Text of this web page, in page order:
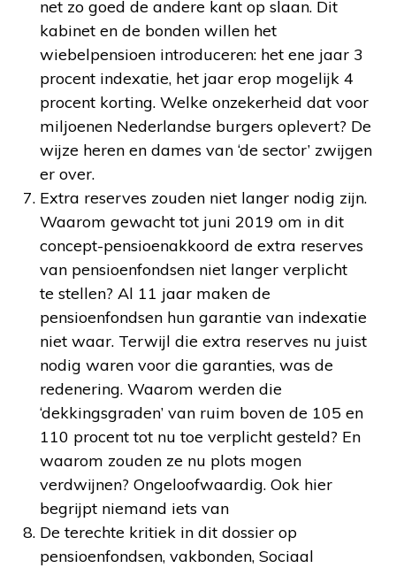
net zo goed de andere kant op slaan. Dit
kabinet en de bonden willen het
wiebelpensioen introduceren: het ene jaar 3
procent indexatie, het jaar erop mogelijk 4
procent korting. Welke onzekerheid dat voor
miljoenen Nederlandse burgers oplevert? De
wijze heren en dames van ‘de sector’ zwijgen
er over.
Extra reserves zouden niet langer nodig zijn.
Waarom gewacht tot juni 2019 om in dit
concept-pensioenakkoord de extra reserves
van pensioenfondsen niet langer verplicht
te stellen? Al 11 jaar maken de
pensioenfondsen hun garantie van indexatie
niet waar. Terwijl die extra reserves nu juist
nodig waren voor die garanties, was de
redenering. Waarom werden die
‘dekkingsgraden’ van ruim boven de 105 en
110 procent tot nu toe verplicht gesteld? En
waarom zouden ze nu plots mogen
verdwijnen? Ongeloofwaardig. Ook hier
begrijpt niemand iets van
De terechte kritiek in dit dossier op
pensioenfondsen, vakbonden, Sociaal